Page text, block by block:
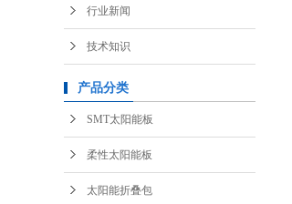
行业新闻
技术知识
产品分类
SMT太阳能板
柔性太阳能板
太阳能折叠包